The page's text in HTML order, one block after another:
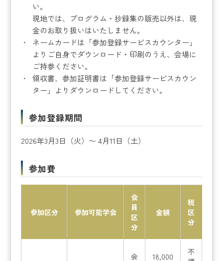
い。
現地では、プログラム・抄録集の販売以外は、現
金のお取り扱いはいたしません。
ネームカードは「参加登録サービスカウンター」
よりご自身でダウンロード・印刷のうえ、会場に
ご持参ください。
領収書、参加証明書は「参加登録サービスカウン
ター」よりダウンロードしてください。
参加登録期間
2026年3月3日（火）〜 4月11日（土）
参加費
参加区分 参加可能学会
会
員
区
分
金額
税
区
分
会
18,000
不